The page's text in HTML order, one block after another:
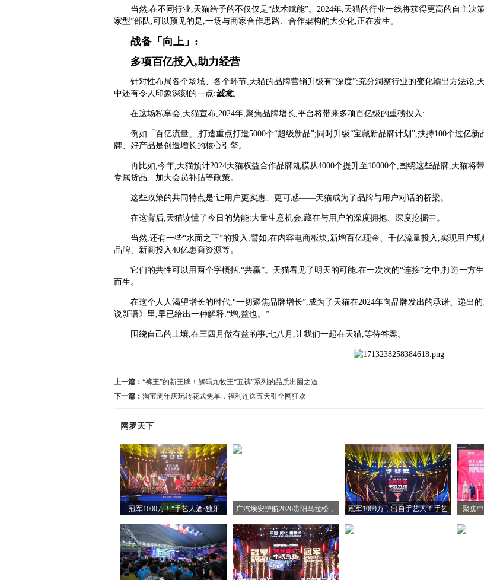
当然,在不同行业,天猫给予的不仅仅是“战术赋能”。2024年,天猫的行业一线将获得更高的自主
家型”部队,可以预见的是,一场与商家合作思路、合作架构的大变化,正在发生。
战备 「 向上 」 :
多项百亿投入,助力经营
针对性布局各个场域、各个环节,天猫的品牌营销升级有“深度”;充分洞察行业的变化输出方法论,
中还有令人印象深刻的一点:诚意。
在这场私享会,天猫宣布,2024年,聚焦品牌增长,平台将带来多项百亿级的重磅投入:
例如「百亿流量」,打造重点打造5000个“超级新品”;同时升级“宝藏新品牌计划”,扶持100个过亿
牌、好产品是创造增长的核心引擎。
再比如,今年,天猫预计2024天猫权益合作品牌规模从4000个提升至10000个,围绕这些品牌,天猫将
专属货品、加大会员补贴等政策。
这些政策的共同特点是:让用户更实惠、更可感——天猫成为了品牌与用户对话的桥梁。
在这背后,天猫读懂了今日的势能:大量生意机会,藏在与用户的深度拥抱、深度挖掘中。
当然,还有一些“水面之下”的投入:譬如,在内容电商板块,新增百亿现金、千亿流量投入,实现用户
品牌、新商投入40亿惠商资源等。
它们的共性可以用两个字概括:“共赢”。天猫看见了明天的可能:在一次次的“连接”之中,打造一方
而生。
在这个人人渴望增长的时代,“一切聚焦品牌增长”,成为了天猫在2024年向品牌发出的承诺、递出
说新语》里,早已给出一种解释:“增,益也。”
围绕自己的土壤,在三四月做有益的事;七八月,让我们一起在天猫,等待答案。
上一篇： “裤王”的新王牌！解码九牧王“五裤”系列的品质出圈之道
下一篇： 淘宝周年庆玩转花式免单，福利连送五天引全网狂欢
网罗天下
冠军1000万！“手艺人酒·独牙 广汽埃安护航2026贵阳马拉松， 冠军1000万，出自手艺人！手艺 聚焦